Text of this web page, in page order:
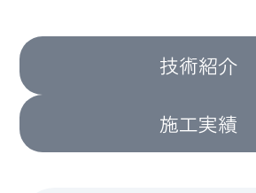
技術紹介
施工実績